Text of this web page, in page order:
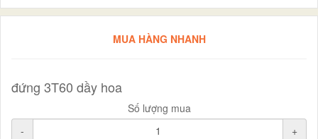
MUA HÀNG NHANH
đứng 3T60 dầy hoa
Số lượng mua
-
+